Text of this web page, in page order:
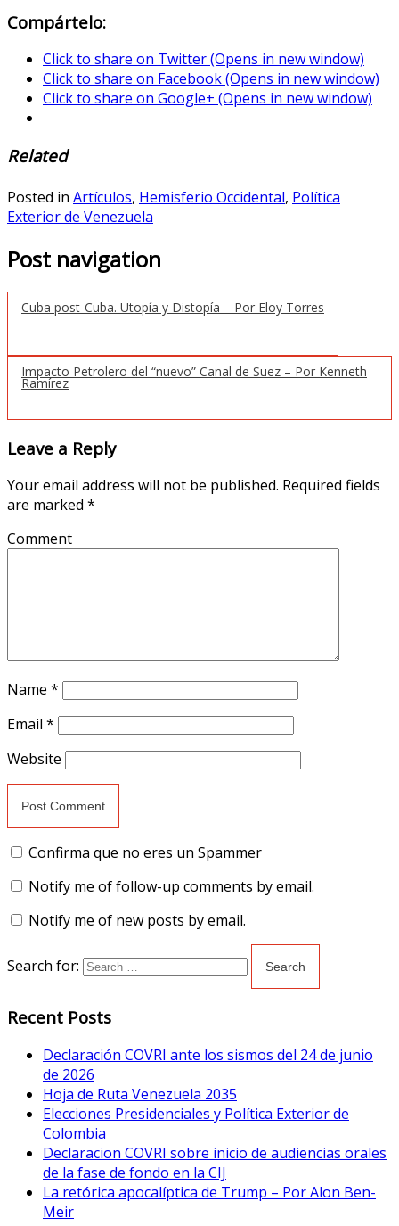
Compártelo:
Click to share on Twitter (Opens in new window)
Click to share on Facebook (Opens in new window)
Click to share on Google+ (Opens in new window)
Related
Posted in Artículos, Hemisferio Occidental, Política
Exterior de Venezuela
Post navigation
Cuba post-Cuba. Utopía y Distopía – Por Eloy Torres
Impacto Petrolero del “nuevo” Canal de Suez – Por Kenneth
Ramírez
Leave a Reply
Your email address will not be published. Required fields
are marked *
Comment
Name *
Email *
Website
Confirma que no eres un Spammer
Notify me of follow-up comments by email.
Notify me of new posts by email.
Search for:
Recent Posts
Declaración COVRI ante los sismos del 24 de junio
de 2026
Hoja de Ruta Venezuela 2035
Elecciones Presidenciales y Política Exterior de
Colombia
Declaracion COVRI sobre inicio de audiencias orales
de la fase de fondo en la CIJ
La retórica apocalíptica de Trump – Por Alon Ben-
Meir